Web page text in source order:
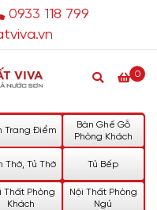
0933 118 799
0
Trang Điểm
Bàn Ghế Gỗ
Phòng Khách
Thờ, Tủ Thờ Tủ Bếp
Thất Phòng
Khách
Nội Thất Phòng
Ngủ